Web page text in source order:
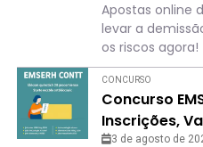
Apostas online
levar a
os riscos agora!
CONCURSO
Concurso
Inscrições,
3 de agosto de